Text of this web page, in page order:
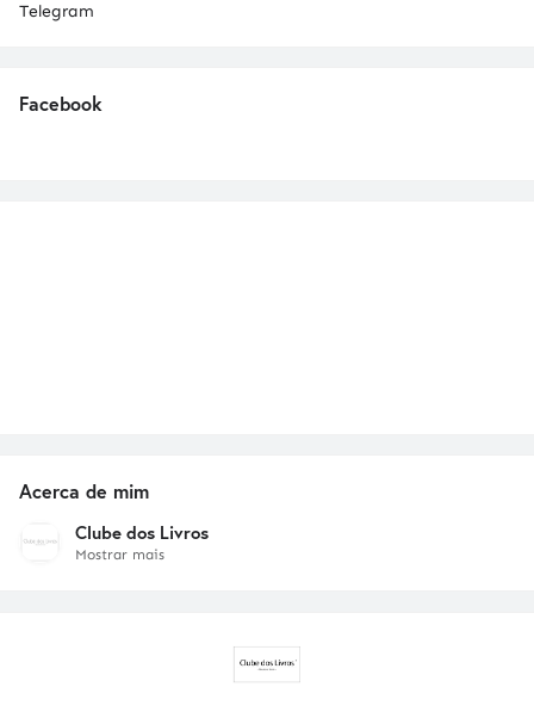
Telegram
Facebook
Acerca de mim
Clube dos Livros
Mostrar mais